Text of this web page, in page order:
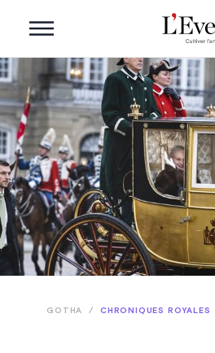
GOTHA / CHRONIQUES ROYALES